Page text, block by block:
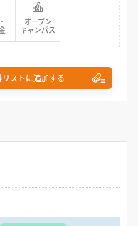
オープン
キャンパス
リストに追加する